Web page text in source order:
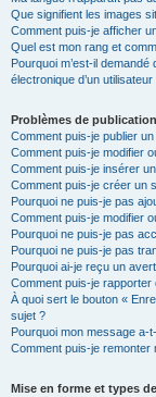
Que signifient les images
Comment puis-je afficher
Quel est mon rang et
Pourquoi m’est-il
électronique d’un utilisateur
Problèmes de publication
Comment puis-je publier
Comment puis-je modifier
Comment puis-je insérer
Comment puis-je créer un
Pourquoi ne puis-je pas
Comment puis-je modifier
Pourquoi ne puis-je pas
Pourquoi ne puis-je pas
Pourquoi ai-je reçu un
Comment puis-je
À quoi sert le bouton «
sujet ?
Pourquoi mon message a-
Comment puis-je remonter
Mise en forme et types